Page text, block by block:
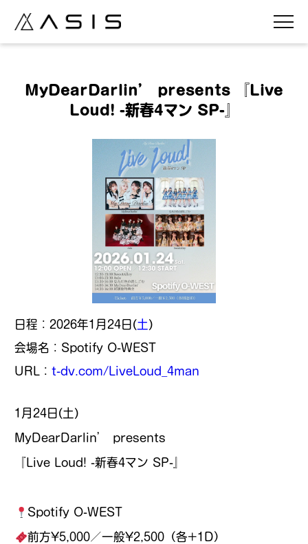
MyDearDarlin’ presents 『Live
Loud! -新春4マン SP-』
日程：2026年1月24日(土)
会場名：Spotify O-WEST
URL：t-dv.com/LiveLoud_4man
1月24日(土)
MyDearDarlin’ presents
『Live Loud! -新春4マン SP-』
Spotify O-WEST
前方¥5,000／一般¥2,500（各+1D）